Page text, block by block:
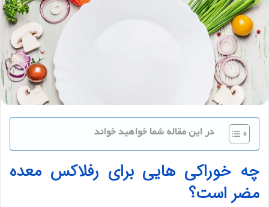
در این مقاله شما خواهید خواند
چه خوراکی هایی برای رفلاکس معده
مضر است؟